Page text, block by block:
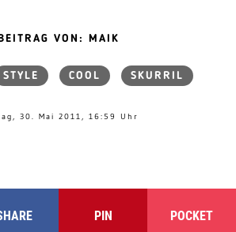
VON: MAIK
STYLE COOL SKURRIL
30. Mai 2011, 16:59 Uhr
PIN POCKET